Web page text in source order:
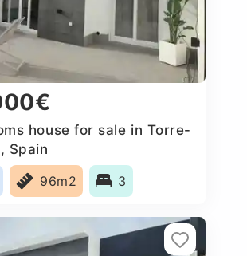
house for sale in Torre-
Spain
96m2 3